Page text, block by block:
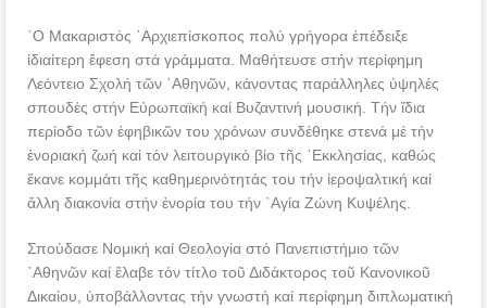
῾Ο Μακαριστός ᾿Αρχιεπίσκοπος πολύ γρήγορα ἐπέδειξε
ἰδιαίτερη ἔφεση στά γράμματα. Μαθήτευσε στήν περίφημη
Λεόντειο Σχολή τῶν ᾿Αθηνῶν, κάνοντας παράλληλες ὑψηλές
σπουδές στήν Εὐρωπαϊκή καί Βυζαντινή μουσική. Τήν ἴδια
περίοδο τῶν ἐφηβικῶν του χρόνων συνδέθηκε στενά μέ τήν
ἐνοριακή ζωή καί τόν λειτουργικό βίο τῆς ᾿Εκκλησίας, καθώς
ἔκανε κομμάτι τῆς καθημερινότητάς του τήν ἱεροψαλτική καί
ἄλλη διακονία στήν ἐνορία του τήν ῾Αγία Ζώνη Κυψέλης.
Σπούδασε Νομική καί Θεολογία στό Πανεπιστήμιο τῶν
᾿Αθηνῶν καί ἔλαβε τόν τίτλο τοῦ Διδάκτορος τοῦ Κανονικοῦ
Δικαίου, ὑποβάλλοντας τήν γνωστή καί περίφημη διπλωματική